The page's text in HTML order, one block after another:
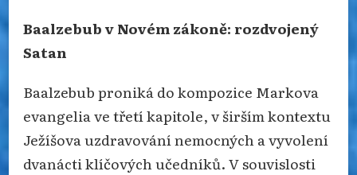
Baalzebub v Novém zákoně: rozdvojený
Satan
Baalzebub proniká do kompozice Markova
evangelia ve třetí kapitole, v širším kontextu
Ježíšova uzdravování nemocných a vyvolení
dvanácti klíčových učedníků. V souvislosti